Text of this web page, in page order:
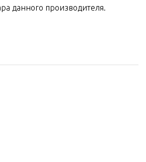
данного производителя.